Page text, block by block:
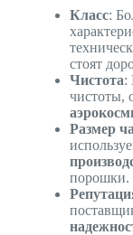
Класс:
стоят
Чистота:
чистоты,
Размер
порошки.